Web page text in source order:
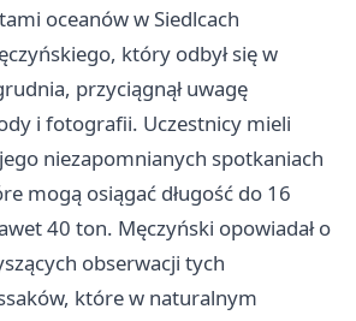
oceanów w Siedlcach
który odbył się w
przyciągnął uwagę
i fotografii. Uczestnicy mieli
niezapomnianych spotkaniach
mogą osiągać długość do 16
40 ton. Męczyński opowiadał o
obserwacji tych
które w naturalnym